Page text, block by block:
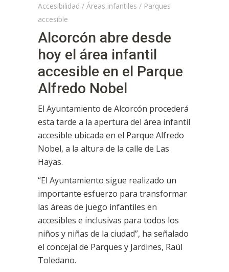
Accesibilidad / Áreas infantiles / Parques
accesible
Alcorcón abre desde
hoy el área infantil
accesible en el Parque
Alfredo Nobel
El Ayuntamiento de Alcorcón procederá
esta tarde a la apertura del área infantil
accesible ubicada en el Parque Alfredo
Nobel, a la altura de la calle de Las
Hayas.
“El Ayuntamiento sigue realizado un
importante esfuerzo para transformar
las áreas de juego infantiles en
accesibles e inclusivas para todos los
niños y niñas de la ciudad”, ha señalado
el concejal de Parques y Jardines, Raúl
Toledano.